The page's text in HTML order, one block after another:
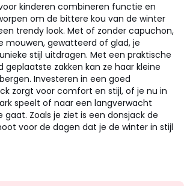
kinderen combineren functie en
om de bittere kou van de winter
trendy look. Met of zonder capuchon,
mouwen, gewatteerd of glad, je
stijl uitdragen. Met een praktische
geplaatste zakken kan ze haar kleine
Investeren in een goed
zorgt voor comfort en stijl, of je nu in
speelt of naar een langverwacht
Zoals je ziet is een donsjack de
voor de dagen dat je de winter in stijl